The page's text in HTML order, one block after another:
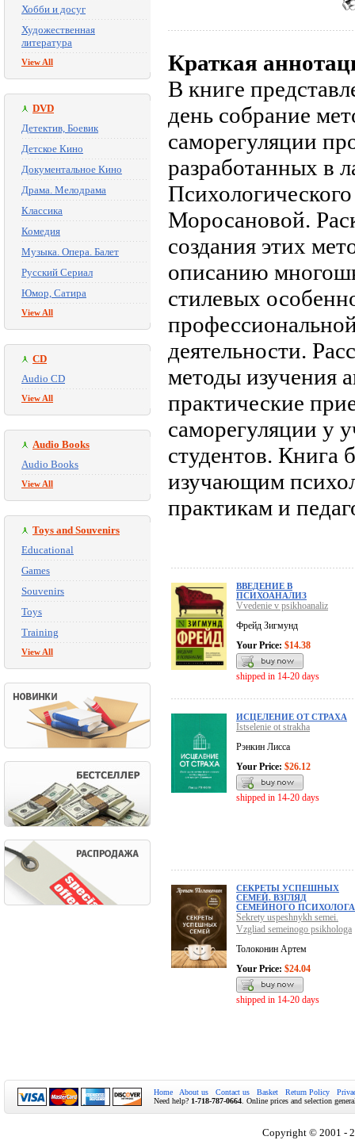
Хобби и досуг
Художественная
литература
View All
DVD
Детектив, Боевик
Детское Кино
Документальное Кино
Драма. Мелодрама
Классика
Комедия
Музыка. Опера. Балет
Русский Сериал
Юмор, Сатира
View All
CD
Audio CD
View All
Audio Books
Audio Books
View All
Toys and Souvenirs
Educational
Games
Souvenirs
Toys
Training
View All
Краткая
В книге
день собрание
саморегуляции
разработанных в
Моросановой.
создания этих
описанию
стилевых
деятельности.
методы изучения
практические
саморегуляции у
студентов. Книга
изучающим
практикам и
ВВЕДЕНИЕ В
ПСИХОАНАЛИЗ
Vvedenie v psikhoanaliz
Фрейд Зигмунд
Your Price: $14.38
shipped in 14-20 days
ИСЦЕЛЕНИЕ ОТ СТРАХА
Istselenie ot strakha
Рэнкин Лисса
Your Price: $26.12
shipped in 14-20 days
СЕКРЕТЫ УСПЕШНЫХ
СЕМЕЙ. ВЗГЛЯД
СЕМЕЙНОГО ПСИХОЛОГА
Sekrety uspeshnykh semei.
Vzgliad semeinogo psikhologa
Толоконин Артем
Your Price: $24.04
shipped in 14-20 days
Home About us Contact us Basket Return Policy
Need help? 1-718-787-0664 . Online prices and selection
Copyright © 2001 -